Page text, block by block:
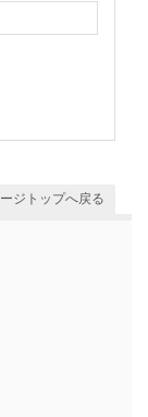
ジトップへ戻る